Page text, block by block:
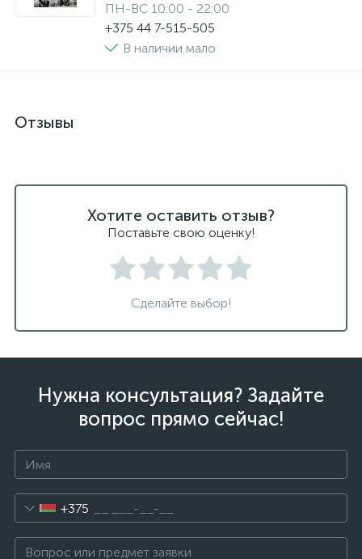
ПН-ВС 10:00 - 22:00
+375 44 7-515-505
В наличии мало
Отзывы
Хотите оставить отзыв?
Поставьте свою оценку!
Сделайте выбор!
Нужна консультация? Задайте
вопрос прямо сейчас!
+375